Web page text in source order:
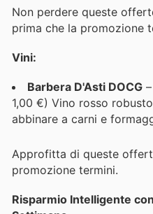
Non perdere queste
prima che la promozione
Vini:
Barbera D'Asti DOCG
1,00 €) Vino rosso
abbinare a carni e
Approfitta di queste
promozione termini.
Risparmio Intelligente